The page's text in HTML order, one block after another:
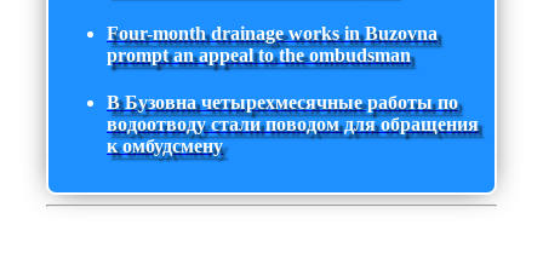
Four-month drainage works in Buzovna
prompt an appeal to the ombudsman
В Бузовна четырехмесячные работы по
водоотводу стали поводом для обращения
к омбудсмену